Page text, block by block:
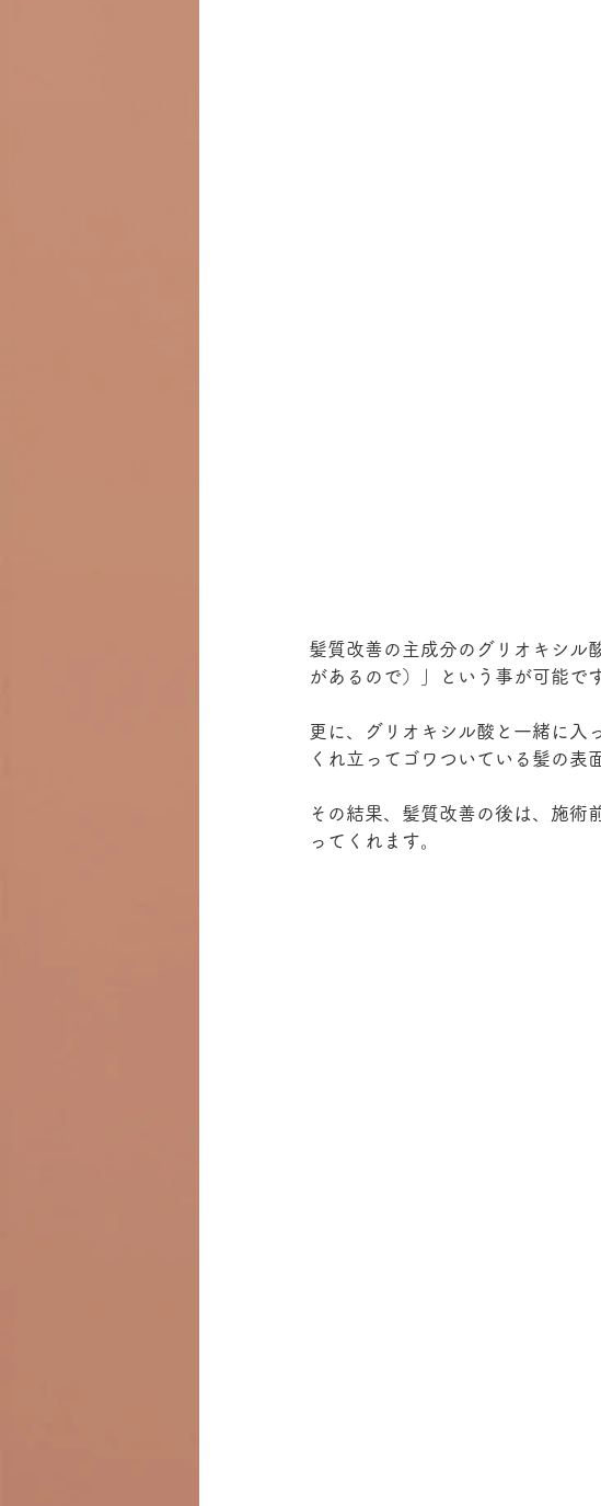
髪質改善の主成分のグリオキシル
があるので）」という事が可能です
更に、グリオキシル酸と一緒に入
くれ立ってゴワついている髪の表
その結果、髪質改善の後は、施術
ってくれます。